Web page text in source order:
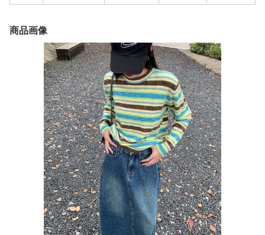
商品画像